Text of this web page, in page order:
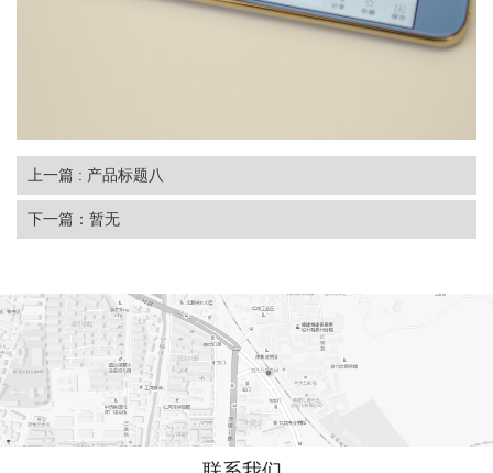
上一篇 : 产品标题八
下一篇：暂无